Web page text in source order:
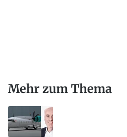
Mehr zum Thema